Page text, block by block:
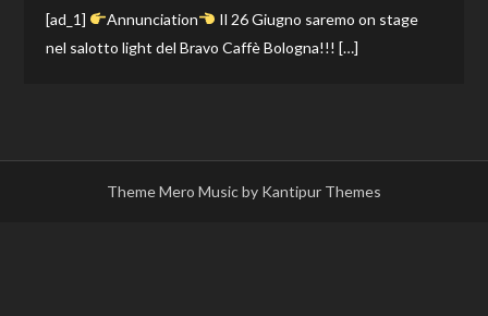
[ad_1] Annunciation
Il 26 Giugno saremo on stage
nel salotto light del Bravo Caffè Bologna!!! […]
Theme Mero Music by Kantipur Themes